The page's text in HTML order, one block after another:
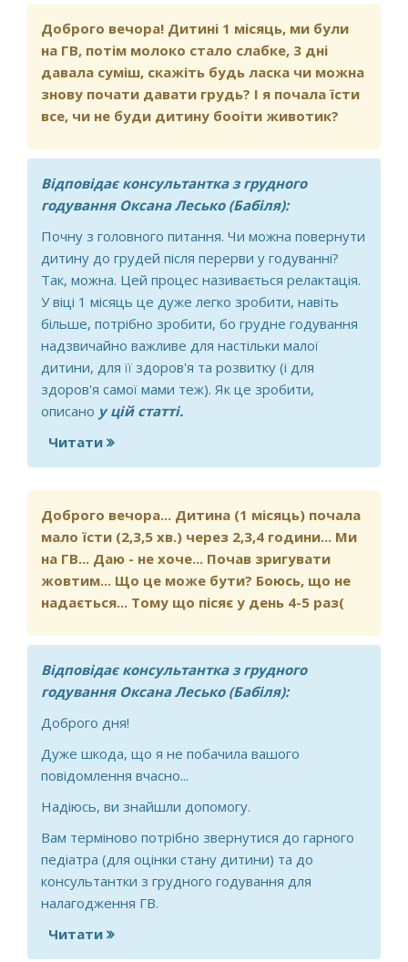
Доброго вечора! Дитині 1 місяць, ми були
на ГВ, потім молоко стало слабке, 3 дні
давала суміш, скажіть будь ласка чи можна
знову почати давати грудь? І я почала їсти
все, чи не буди дитину бооіти животик?
Відповідає консультантка з грудного
годування Оксана Лесько (Бабіля):
Почну з головного питання. Чи можна повернути
дитину до грудей після перерви у годуванні?
Так, можна. Цей процес називається релактація.
У віці 1 місяць це дуже легко зробити, навіть
більше, потрібно зробити, бо грудне годування
надзвичайно важливе для настільки малої
дитини, для її здоров'я та розвитку (і для
здоров'я самої мами теж). Як це зробити,
описано у цій статті.
Читати про Доброго вечора! Дитині 1 місяць,
ми були на ГВ, потім молоко стало
слабке, 3 дні давала суміш, скажіть
будь ласка чи можна знову почати
давати грудь? І я почала їсти все, чи
не буди дитину бооіти животик?
Доброго вечора... Дитина (1 місяць) почала
мало їсти (2,3,5 хв.) через 2,3,4 години... Ми
на ГВ... Даю - не хоче... Почав зригувати
жовтим... Що це може бути? Боюсь, що не
надається... Тому що пісяє у день 4-5 раз(
Відповідає консультантка з грудного
годування Оксана Лесько (Бабіля):
Доброго дня!
Дуже шкода, що я не побачила вашого
повідомлення вчасно...
Надіюсь, ви знайшли допомогу.
Вам терміново потрібно звернутися до гарного
педіатра (для оцінки стану дитини) та до
консультантки з грудного годування для
налагодження ГВ.
Читати про Доброго вечора... Дитина (1
місяць) почала мало їсти (2,3,5 хв.)